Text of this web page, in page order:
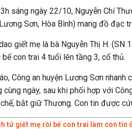
sáng ngày 22/10, Nguyễn Chí
Sơn, Hòa Bình) mang đồ đạc
giết mẹ là bà Nguyễn Thị H. (SN
con trai 4 tuổi lên tầng 3, cố thủ.
Công an huyện Lương Sơn nhanh
ngày, sau khi phối hợp với
bắt giữ Thương. Con tin được
tử giết mẹ rồi bế con trai làm con tin